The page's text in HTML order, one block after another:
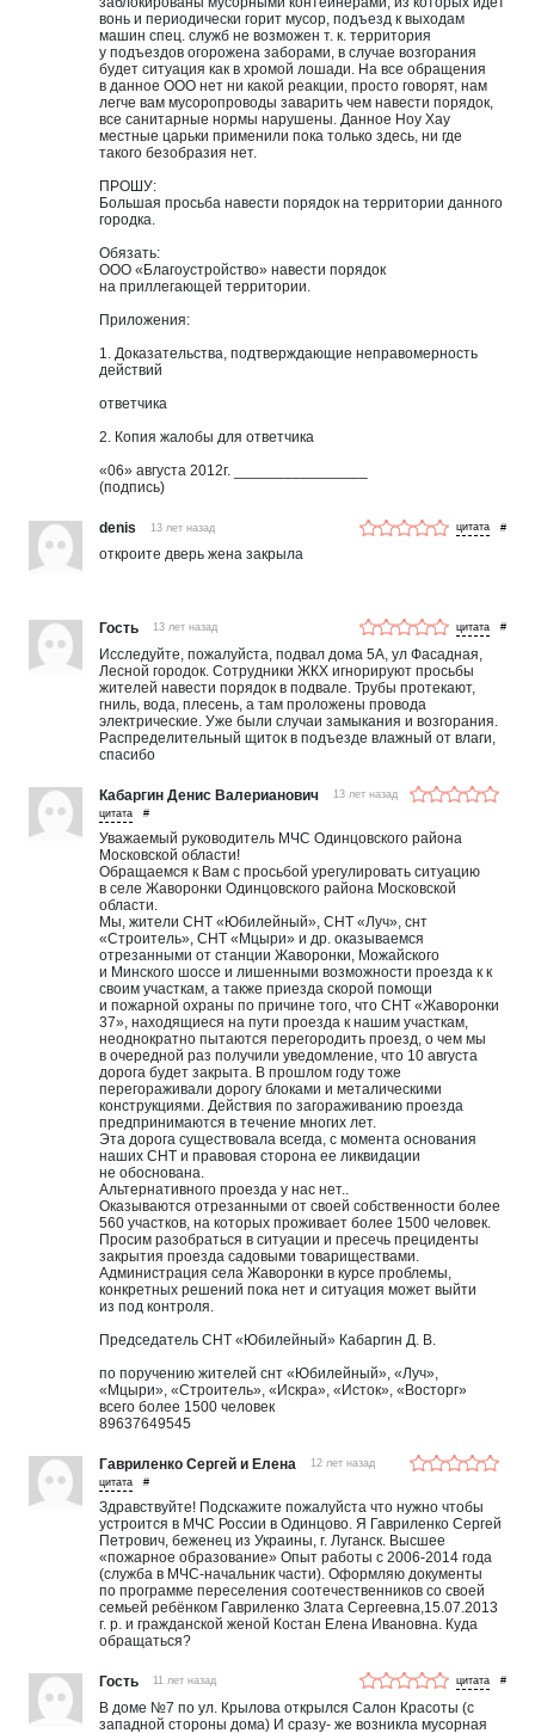
вонь и периодически горит мусор, подъезд к выходам
машин спец. служб не возможен т. к. территория
у подъездов огорожена заборами, в случае возгорания
будет ситуация как в хромой лошади. На все обращения
в данное ООО нет ни какой реакции, просто говорят, нам
легче вам мусоропроводы заварить чем навести порядок,
все санитарные нормы нарушены. Данное Ноу Хау
местные царьки применили пока только здесь, ни где
такого безобразия нет.
ПРОШУ:
Большая просьба навести порядок на территории данного
городка.
Обязать:
ООО «Благоустройство» навести порядок
на приллегающей территории.
Приложения:
1. Доказательства, подтверждающие неправомерность
действий
ответчика
2. Копия жалобы для ответчика
«06» августа 2012г. ________________
(подпись)
denis 13 лет назад #
откроите дверь жена закрыла
Гость 13 лет назад #
Исследуйте, пожалуйста, подвал дома 5А, ул Фасадная,
Лесной городок. Сотрудники ЖКХ игнорируют просьбы
жителей навести порядок в подвале. Трубы протекают,
гниль, вода, плесень, а там проложены провода
электрические. Уже были случаи замыкания и возгорания.
Распределительный щиток в подъезде влажный от влаги,
спасибо
Кабаргин Денис Валерианович
13 лет назад
#
Уважаемый руководитель МЧС Одинцовского района
Московской области!
Обращаемся к Вам с просьбой урегулировать ситуацию
в селе Жаворонки Одинцовского района Московской
области.
Мы, жители СНТ «Юбилейный», СНТ «Луч», снт
«Строитель», СНТ «Мцыри» и др. оказываемся
отрезанными от станции Жаворонки, Можайского
и Минского шоссе и лишенными возможности проезда к к
своим участкам, а также приезда скорой помощи
и пожарной охраны по причине того, что СНТ «Жаворонки
37», находящиеся на пути проезда к нашим участкам,
неоднократно пытаются перегородить проезд, о чем мы
в очередной раз получили уведомление, что 10 августа
дорога будет закрыта. В прошлом году тоже
перегораживали дорогу блоками и металическими
конструкциями. Действия по загораживанию проезда
предпринимаются в течение многих лет.
Эта дорога существовала всегда, c момента основания
наших СНТ и правовая сторона ее ликвидации
не обоснована.
Альтернативного проезда у нас нет..
Оказываются отрезанными от своей собственности более
560 участков, на которых проживает более 1500 человек.
Просим разобраться в ситуации и пресечь прециденты
закрытия проезда садовыми товариществами.
Администрация села Жаворонки в курсе проблемы,
конкретных решений пока нет и ситуация может выйти
из под контроля.
Председатель СНТ «Юбилейный» Кабаргин Д. В.
по поручению жителей снт «Юбилейный», «Луч»,
«Мцыри», «Строитель», «Искра», «Исток», «Восторг»
всего более 1500 человек
89637649545
Гавриленко Сергей и Елена
12 лет назад
#
Здравствуйте! Подскажите пожалуйста что нужно чтобы
устроится в МЧС России в Одинцово. Я Гавриленко Сергей
Петрович, беженец из Украины, г. Луганск. Высшее
«пожарное образование» Опыт работы с 2006-2014 года
(служба в МЧС-начальник части). Оформляю документы
по программе переселения соотечественников со своей
семьей ребёнком Гавриленко Злата Сергеевна,15.07.2013
г. р. и гражданской женой Костан Елена Ивановна. Куда
обращаться?
Гость 11 лет назад #
В доме №7 по ул. Крылова открылся Салон Красоты (с
западной стороны дома) И сразу- же возникла мусорная